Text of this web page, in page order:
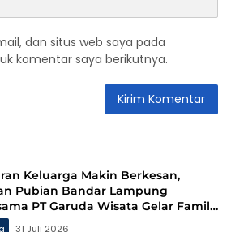
dan situs web saya pada
komentar saya berikutnya.
Keluarga Makin Berkesan,
Pubian Bandar Lampung
PT Garuda Wisata Gelar Family
ke Bandung
31 Juli 2026